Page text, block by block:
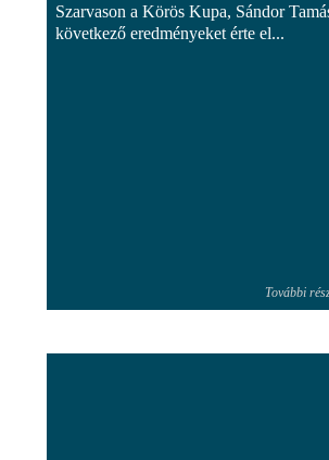
Szarvason a Körös Kupa, Sándor
következő eredményeket érte el...
További